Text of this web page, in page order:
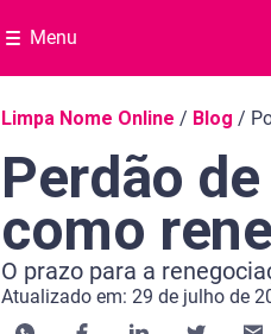
Menu
Navegação do blog
Limpa Nome Online / Blog /
Perdão
como
O prazo para a
Atualizado em: 29 de julho de
Categoria Negociar dívida
Tempo de leitura: 9 minutos